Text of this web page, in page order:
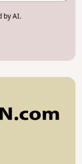
by AI.